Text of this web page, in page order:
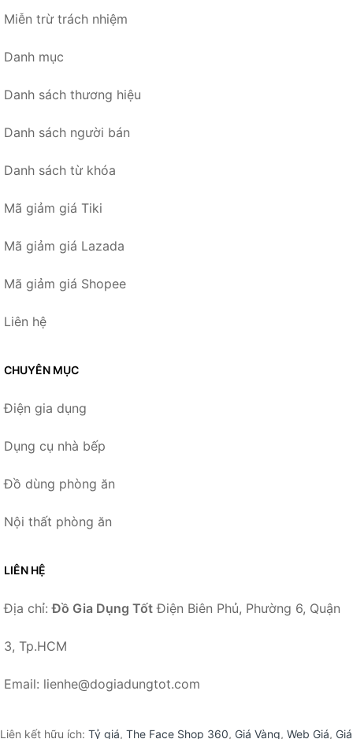
Miễn trừ trách nhiệm
Danh mục
Danh sách thương hiệu
Danh sách người bán
Danh sách từ khóa
Mã giảm giá Tiki
Mã giảm giá Lazada
Mã giảm giá Shopee
Liên hệ
CHUYÊN MỤC
Điện gia dụng
Dụng cụ nhà bếp
Đồ dùng phòng ăn
Nội thất phòng ăn
LIÊN HỆ
Địa chỉ:Đồ Gia Dụng Tốt Điện Biên Phủ, Phường 6, Quận
3, Tp.HCM
Email: lienhe@dogiadungtot.com
Liên kết hữu ích: Tỷ giá, The Face Shop 360, Giá Vàng, Web Giá, Giá